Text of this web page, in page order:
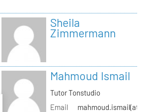
Sheila
Zimmermann
Mahmoud Ismail
Tutor Tonstudio
Email